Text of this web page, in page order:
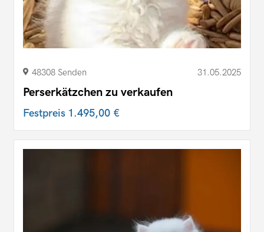
48308 Senden 31.05.2025
Perserkätzchen zu verkaufen
Festpreis 1.495,00 €